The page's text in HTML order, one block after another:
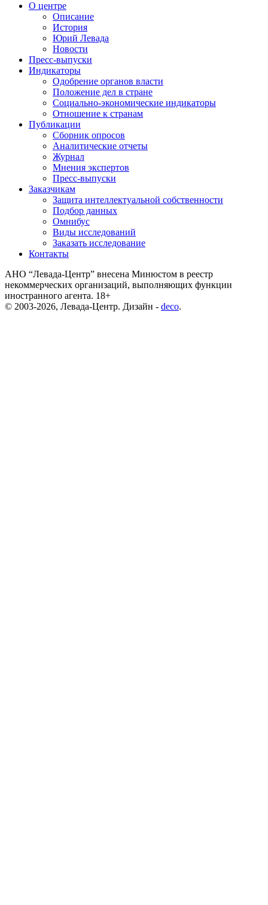
О центре
Описание
История
Юрий Левада
Новости
Пресс-выпуски
Индикаторы
Одобрение органов власти
Положение дел в стране
Социально-экономические индикаторы
Отношение к странам
Публикации
Сборник опросов
Аналитические отчеты
Журнал
Мнения экспертов
Пресс-выпуски
Заказчикам
Защита интеллектуальной собственности
Подбор данных
Омнибус
Виды исследований
Заказать исследование
Контакты
АНО “Левада-Центр” внесена Минюстом в реестр
некоммерческих организаций, выполняющих функции
иностранного агента. 18+
© 2003-2026, Левада-Центр. Дизайн - deco.